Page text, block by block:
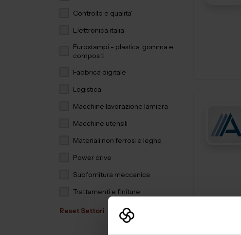
Controllo e qualita'
Elettronica italia
Eurostampi - plastica, gomma e
compositi
Fabbrica digitale
Logistica
Macchine lavorazione lamiera
Macchine utensili
Materiali non ferrosi e leghe
Power drive
Subfornitura meccanica
Trattamenti e finiture
Reset Settori